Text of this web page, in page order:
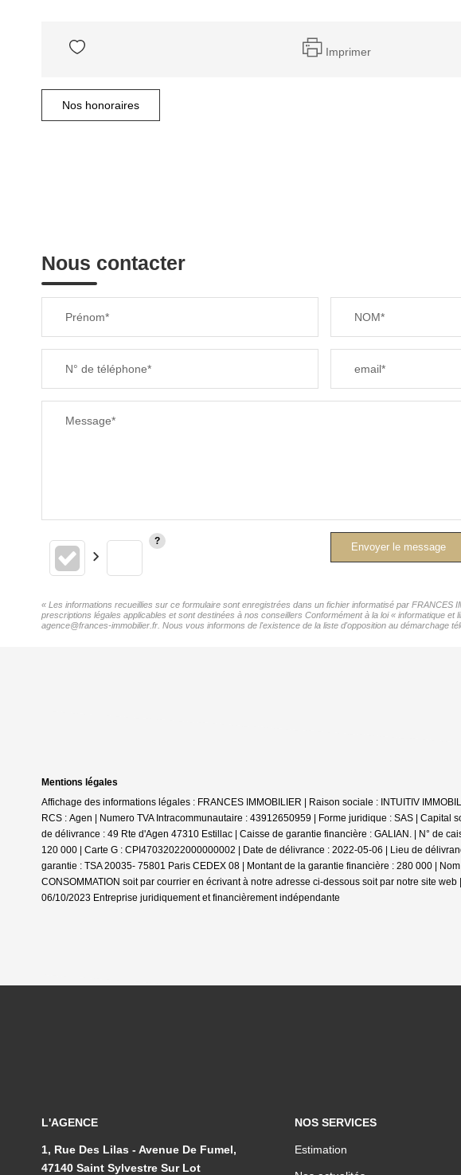
Imprimer
Nos honoraires
Nous contacter
Prénom* NOM*
N° de téléphone* email*
Message*
Envoyer le message
« Les informations recueillies sur ce formulaire sont enregistrées dans un fichier informatisé par
prescriptions légales applicables et sont destinées à nos conseillers Conformément à la loi « informatique
agence@frances-immobilier.fr. Nous vous informons de l'existence de la liste d'opposition au démarchage
Mentions légales
Affichage des informations légales : FRANCES IMMOBILIER | Raison sociale : INTUITIV
RCS : Agen | Numero TVA Intracommunautaire : 43912650959 | Forme juridique : SAS | Capital
de délivrance : 49 Rte d'Agen 47310 Estillac | Caisse de garantie financière : GALIAN. | N° de
120 000 | Carte G : CPI47032022000000002 | Date de délivrance : 2022-05-06 | Lieu de
garantie : TSA 20035- 75801 Paris CEDEX 08 | Montant de la garantie financière : 280 000 |
CONSOMMATION soit par courrier en écrivant à notre adresse ci-dessous soit par notre site
06/10/2023 Entreprise juridiquement et financièrement indépendante
L'AGENCE
1, Rue Des Lilas - Avenue De Fumel,
47140 Saint Sylvestre Sur Lot
NOS SERVICES
Estimation